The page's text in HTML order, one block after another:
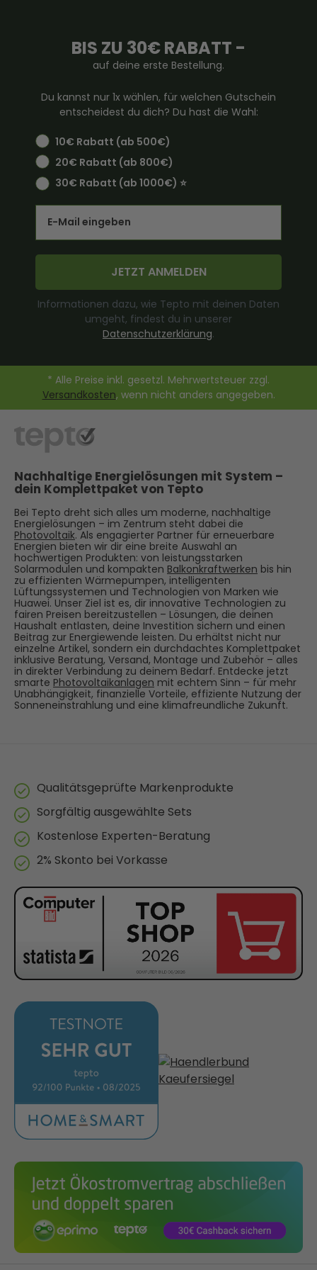
BIS ZU 30€ RABATT -
auf deine erste Bestellung.
Du kannst nur 1x wählen, für welchen Gutschein
entscheidest du dich? Du hast die Wahl:
10€ Rabatt (ab 500€)
20€ Rabatt (ab 800€)
30€ Rabatt (ab 1000€) ⭐️
JETZT ANMELDEN
Informationen dazu, wie Tepto mit deinen Daten
umgeht, findest du in unserer
Datenschutzerklärung.
* Alle Preise inkl. gesetzl. Mehrwertsteuer zzgl.
Versandkosten, wenn nicht anders angegeben.
Nachhaltige Energielösungen mit System –
dein Komplettpaket von Tepto
Bei Tepto dreht sich alles um moderne, nachhaltige
Energielösungen – im Zentrum steht dabei die
Photovoltaik. Als engagierter Partner für erneuerbare
Energien bieten wir dir eine breite Auswahl an
hochwertigen Produkten: von leistungsstarken
Solarmodulen und kompakten Balkonkraftwerken bis hin
zu effizienten Wärmepumpen, intelligenten
Lüftungssystemen und Technologien von Marken wie
Huawei. Unser Ziel ist es, dir innovative Technologien zu
fairen Preisen bereitzustellen – Lösungen, die deinen
Haushalt entlasten, deine Investition sichern und einen
Beitrag zur Energiewende leisten. Du erhältst nicht nur
einzelne Artikel, sondern ein durchdachtes Komplettpaket
inklusive Beratung, Versand, Montage und Zubehör – alles
in direkter Verbindung zu deinem Bedarf. Entdecke jetzt
smarte Photovoltaikanlagen mit echtem Sinn – für mehr
Unabhängigkeit, finanzielle Vorteile, effiziente Nutzung der
Sonneneinstrahlung und eine klimafreundliche Zukunft.
Qualitätsgeprüfte Markenprodukte
Sorgfältig ausgewählte Sets
Kostenlose Experten-Beratung
2% Skonto bei Vorkasse